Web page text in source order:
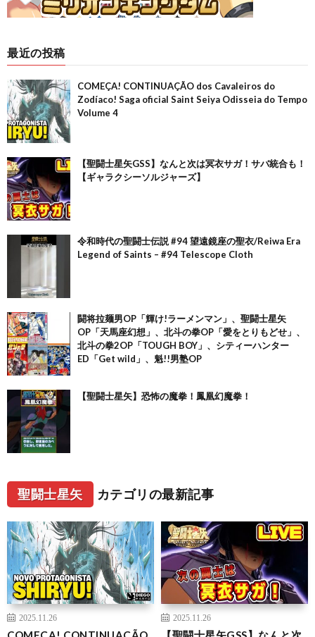
最近の投稿
COMEÇA! CONTINUAÇÃO dos Cavaleiros do
Zodíaco! Saga oficial Saint Seiya Odisseia do Tempo
Volume 4
【聖闘士星矢GSS】なんと次は冥衣サガ！サバ統合も！
【ギャラクシーソルジャーズ】
令和時代の聖闘士伝説 #94 望遠鏡座の聖衣/Reiwa Era
Legend of Saints – #94 Telescope Cloth
闘将拉麺男OP「輝け!ラーメンマン」、聖闘士星矢
OP「天馬座幻想」、北斗の拳OP「愛をとりもどせ」、
北斗の拳2OP「TOUGH BOY」、シティーハンター
ED「Get wild」、魁!!男塾OP
【聖闘士星矢】恐怖の魔拳！鳳凰幻魔拳！
聖闘士星矢 カテゴリの最新記事
2025.11.26 2025.11.26